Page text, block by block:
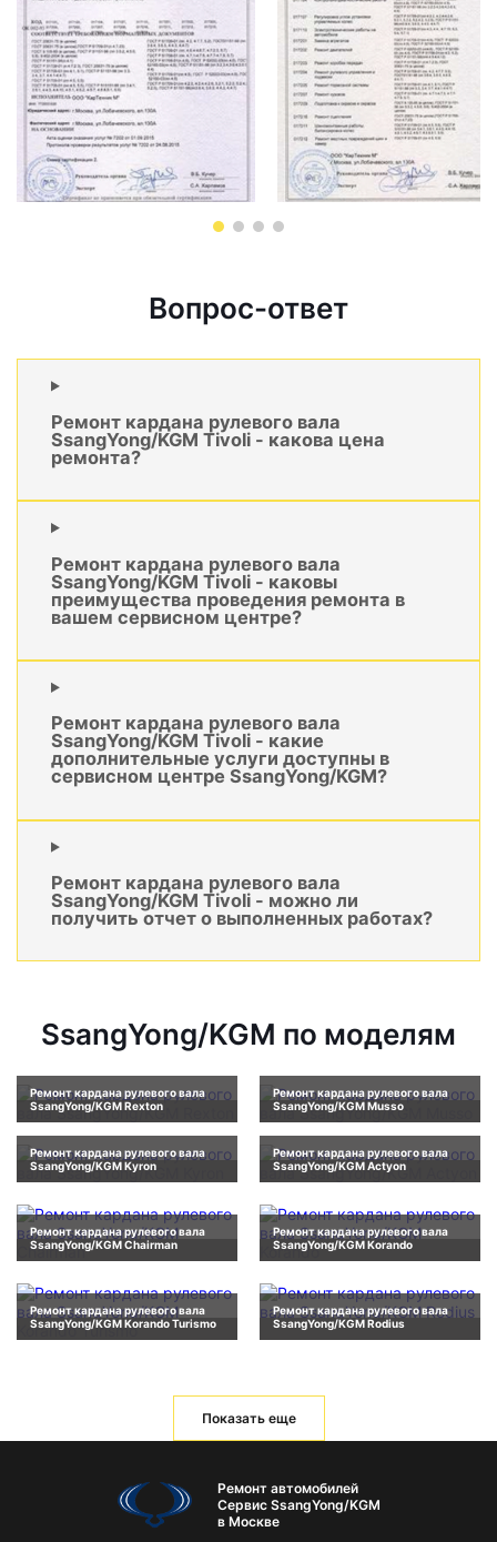
Вопрос-ответ
Ремонт кардана рулевого вала
SsangYong/KGM Tivoli - какова цена
ремонта?
Ремонт кардана рулевого вала
SsangYong/KGM Tivoli - каковы
преимущества проведения ремонта в
вашем сервисном центре?
Ремонт кардана рулевого вала
SsangYong/KGM Tivoli - какие
дополнительные услуги доступны в
сервисном центре SsangYong/KGM?
Ремонт кардана рулевого вала
SsangYong/KGM Tivoli - можно ли
получить отчет о выполненных работах?
SsangYong/KGM по моделям
Ремонт кардана рулевого вала
SsangYong/KGM Rexton
Ремонт кардана рулевого вала
SsangYong/KGM Musso
Ремонт кардана рулевого вала
SsangYong/KGM Kyron
Ремонт кардана рулевого вала
SsangYong/KGM Actyon
Ремонт кардана рулевого вала
SsangYong/KGM Chairman
Ремонт кардана рулевого вала
SsangYong/KGM Korando
Ремонт кардана рулевого вала
SsangYong/KGM Korando Turismo
Ремонт кардана рулевого вала
SsangYong/KGM Rodius
Показать еще
Ремонт автомобилей
Сервис SsangYong/KGM
в Москве